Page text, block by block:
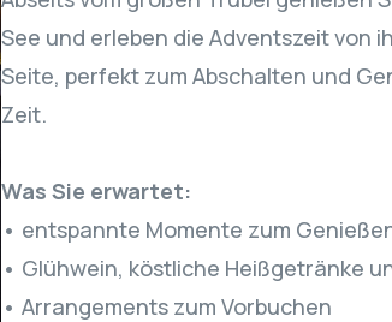
See und erleben die Adventszeit von
Seite, perfekt zum Abschalten und
Zeit.
Was Sie erwartet:
• entspannte Momente zum
• Glühwein, köstliche Heißgetränke
• Arrangements zum Vorbuchen